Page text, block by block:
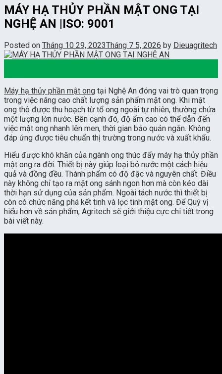
MÁY HẠ THỦY PHẦN MẬT ONG TẠI
NGHỆ AN |ISO: 9001
Posted on Tháng 10 29, 2023Tháng 7 5, 2026 by Dieuagritech
Máy hạ thủy phần mật ong tại Nghệ An đóng vai trò quan trọng
trong việc nâng cao chất lượng sản phẩm mật ong. Khi mật
ong thô được thu hoạch từ tổ ong ngoài tự nhiên, thường chứa
một lượng lớn nước. Bên cạnh đó, độ ẩm cao có thể dẫn đến
việc mật ong nhanh lên men, thời gian bảo quản ngắn. Không
đáp ứng được tiêu chuẩn thị trường trong nước và xuất khẩu.
Hiểu được khó khăn của ngành ong thúc đẩy máy hạ thủy phần
mật ong ra đời. Thiết bị này giúp loại bỏ nước một cách hiệu
quả và đồng đều. Thành phẩm có độ đặc và nguyên chất. Điều
này không chỉ tạo ra mật ong sánh ngon hơn mà còn kéo dài
thời hạn sử dụng của sản phẩm. Ngoài tách nước thì thiết bị
còn có chức năng phá kết tinh và lọc tinh mật ong. Để Quý vị
hiểu hơn về sản phẩm, Agritech sẽ giới thiệu cực chi tiết trong
bài viết này.